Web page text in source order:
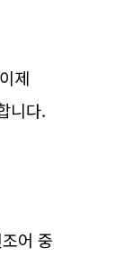
제
니다.
어 중